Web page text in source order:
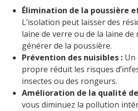
Élimination de la poussière
L’isolation peut laisser des
laine de verre ou de la laine
générer de la poussière.
Prévention des nuisibles :
propre réduit les risques
insectes ou des rongeurs.
Amélioration de la qualité de
vous diminuez la pollution